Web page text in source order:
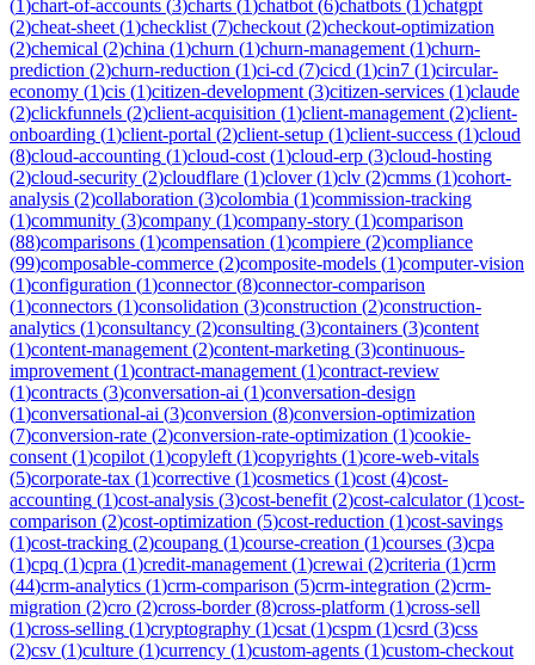
(1)chart-of-accounts (3)charts (1)chatbot (6)chatbots (1)chatgpt
(2)cheat-sheet (1)checklist (7)checkout (2)checkout-optimization
(2)chemical (2)china (1)churn (1)churn-management (1)churn-
prediction (2)churn-reduction (1)ci-cd (7)cicd (1)cin7 (1)circular-
economy (1)cis (1)citizen-development (3)citizen-services (1)claude
(2)clickfunnels (2)client-acquisition (1)client-management (2)client-
onboarding (1)client-portal (2)client-setup (1)client-success (1)cloud
(8)cloud-accounting (1)cloud-cost (1)cloud-erp (3)cloud-hosting
(2)cloud-security (2)cloudflare (1)clover(1)clv (2)cmms (1)cohort-
analysis (2)collaboration (3)colombia (1)commission-tracking
(1)community (3)company (1)company-story (1)comparison
(88)comparisons (1)compensation (1)compiere (2)compliance
(99)composable-commerce (2)composite-models (1)computer-vision
(1)configuration (1)connector(8)connector-comparison
(1)connectors (1)consolidation (3)construction (2)construction-
analytics (1)consultancy (2)consulting (3)containers (3)content
(1)content-management (2)content-marketing (3)continuous-
improvement (1)contract-management (1)contract-review
(1)contracts (3)conversation-ai (1)conversation-design
(1)conversational-ai (3)conversion (8)conversion-optimization
(7)conversion-rate (2)conversion-rate-optimization (1)cookie-
consent (1)copilot (1)copyleft (1)copyrights (1)core-web-vitals
(5)corporate-tax (1)corrective (1)cosmetics (1)cost (4)cost-
accounting (1)cost-analysis (3)cost-benefit (2)cost-calculator(1)cost-
comparison (2)cost-optimization (5)cost-reduction (1)cost-savings
(1)cost-tracking (2)coupang (1)course-creation (1)courses (3)cpa
(1)cpq (1)cpra (1)credit-management (1)crewai (2)criteria (1)crm
(44)crm-analytics (1)crm-comparison (5)crm-integration (2)crm-
migration (2)cro (2)cross-border(8)cross-platform (1)cross-sell
(1)cross-selling (1)cryptography (1)csat (1)cspm (1)csrd (3)css
(2)csv (1)culture (1)currency (1)custom-agents (1)custom-checkout